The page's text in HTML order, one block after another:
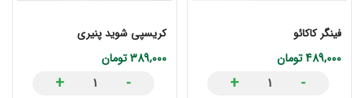
فینگر کاکائو
489,000تومان
-
+
کریسپی شوید پنیری
389,000تومان
-
+